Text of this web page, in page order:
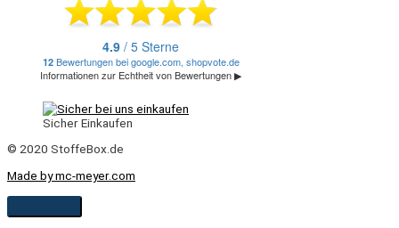
Sicher Einkaufen
© 2020 StoffeBox.de
Made by mc-meyer.com